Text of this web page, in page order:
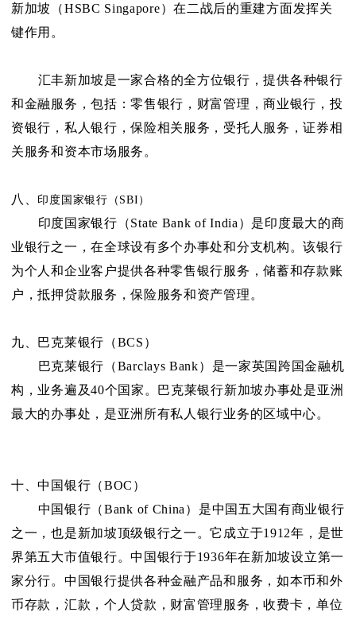
新加坡（HSBC Singapore）在二战后的重建方面发挥关
键作用。
汇丰新加坡是一家合格的全方位银行，提供各种银行
和金融服务，包括：零售银行，财富管理，商业银行，投
资银行，私人银行，保险相关服务，受托人服务，证券相
关服务和资本市场服务。
八、 印度国家银行（SBI）
印度国家银行（State Bank of India）是印度最大的商
业银行之一，在全球设有多个办事处和分支机构。该银行
为个人和企业客户提供各种零售银行服务，储蓄和存款账
户，抵押贷款服务，保险服务和资产管理。
九、巴克莱银行（BCS）
巴克莱银行（Barclays Bank）是一家英国跨国金融机
构，业务遍及40个国家。巴克莱银行新加坡办事处是亚洲
最大的办事处，是亚洲所有私人银行业务的区域中心。
十、中国银行（BOC）
中国银行（Bank of China）是中国五大国有商业银行
之一，也是新加坡顶级银行之一。它成立于1912年，是世
界第五大市值银行。中国银行于1936年在新加坡设立第一
家分行。中国银行提供各种金融产品和服务，如本币和外
币存款，汇款，个人贷款，财富管理服务，收费卡，单位